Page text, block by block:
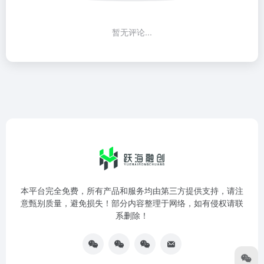
暂无评论...
本平台完全免费，所有产品和服务均由第三方提供支持，请注
意甄别质量，避免损失！部分内容整理于网络，如有侵权请联
系删除！